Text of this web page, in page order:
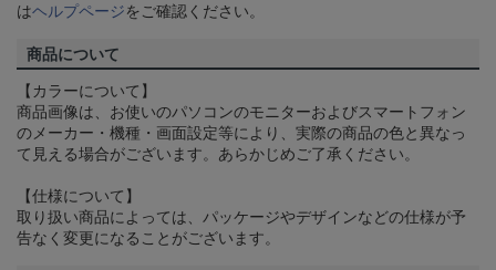
はヘルプページをご確認ください。
商品について
【カラーについて】
商品画像は、お使いのパソコンのモニターおよびスマートフォン
のメーカー・機種・画面設定等により、実際の商品の色と異なっ
て見える場合がございます。あらかじめご了承ください。
【仕様について】
取り扱い商品によっては、パッケージやデザインなどの仕様が予
告なく変更になることがございます。